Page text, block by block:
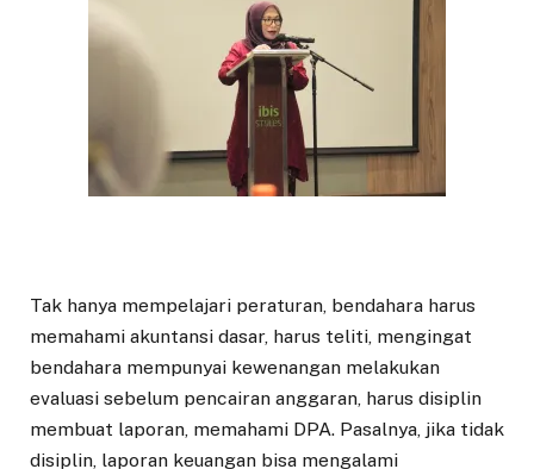
Tak hanya mempelajari peraturan, bendahara harus
memahami akuntansi dasar, harus teliti, mengingat
bendahara mempunyai kewenangan melakukan
evaluasi sebelum pencairan anggaran, harus disiplin
membuat laporan, memahami DPA. Pasalnya, jika tidak
disiplin, laporan keuangan bisa mengalami